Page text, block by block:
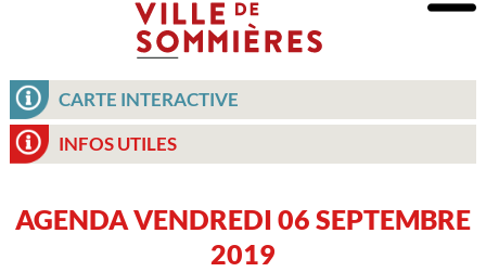
CARTE INTERACTIVE
INFOS UTILES
AGENDA VENDREDI 06 SEPTEMBRE
2019